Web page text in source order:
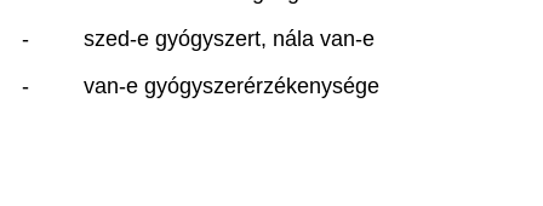
-
szed-e gyógyszert, nála van-e
-
van-e gyógyszerérzékenysége